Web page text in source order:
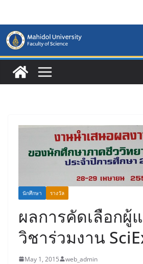
content
นักศึกษา รางวัล
ผลการคัดเลือกผู้
วิชาร่วมงาน
May 1, 2015 web_admin